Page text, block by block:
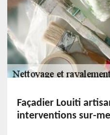
Façadier Louiti
interventions sur-